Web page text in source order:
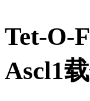
Tet-O-
Ascl1